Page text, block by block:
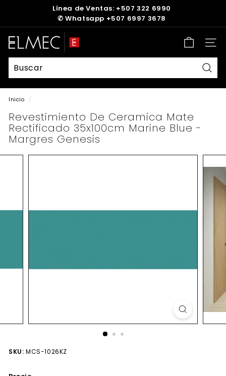
diapositivas
pausa
Línea de Ventas: +507 322 6990
✆ Whatsapp +507 6997 3678
E
L
M
E
C
Inicio /
Revestimiento De Ceramica Mate
Rectificado 35x100cm Marine Blue -
Margres Genesis
SKU: MCS-1026KZ